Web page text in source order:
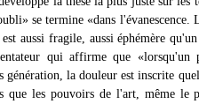
se termine «dans l'évanescence.
aussi fragile, aussi éphémère
qui affirme que «lorsqu'un
génération, la douleur est inscrite
que les pouvoirs de l'art, même le